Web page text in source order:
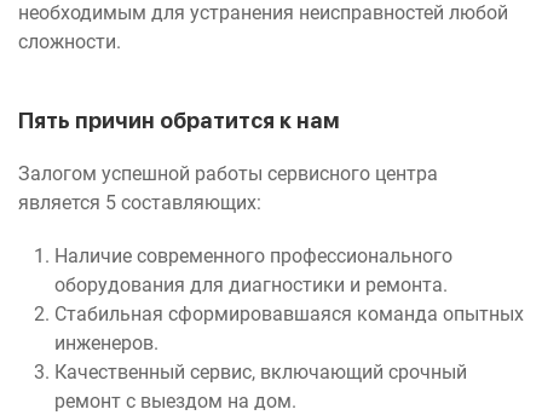
необходимым для устранения неисправностей любой
сложности.
Пять причин обратится к нам
Залогом успешной работы сервисного центра
является 5 составляющих:
Наличие современного профессионального
оборудования для диагностики и ремонта.
Стабильная сформировавшаяся команда опытных
инженеров.
Качественный сервис, включающий срочный
ремонт с выездом на дом.